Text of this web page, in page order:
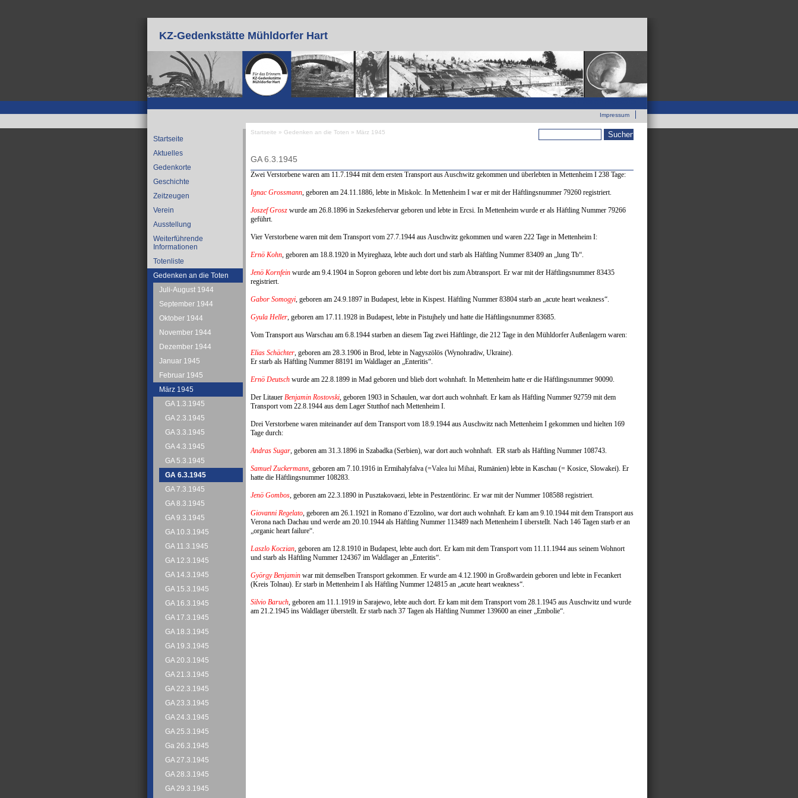
KZ-Gedenkstätte Mühldorfer Hart
Impressum
Startseite
Aktuelles
Gedenkorte
Geschichte
Zeitzeugen
Verein
Ausstellung
Weiterführende
Informationen
Totenliste
Gedenken an die Toten
Juli-August 1944
September 1944
Oktober 1944
November 1944
Dezember 1944
Januar 1945
Februar 1945
März 1945
GA 1.3.1945
GA 2.3.1945
GA 3.3.1945
GA 4.3.1945
GA 5.3.1945
GA 6.3.1945
GA 7.3.1945
GA 8.3.1945
GA 9.3.1945
GA 10.3.1945
GA 11.3.1945
GA 12.3.1945
GA 14.3.1945
GA 15.3.1945
GA 16.3.1945
GA 17.3.1945
GA 18.3.1945
GA 19.3.1945
GA 20.3.1945
GA 21.3.1945
GA 22.3.1945
GA 23.3.1945
GA 24.3.1945
GA 25.3.1945
Ga 26.3.1945
GA 27.3.1945
GA 28.3.1945
GA 29.3.1945
Suchformular
Startseite » Gedenken an die Toten » März 1945
GA 6.3.1945
Zwei Verstorbene waren am 11.7.1944 mit dem ersten Transport aus Auschwitz gekommen und überlebten in Mettenheim I 238 Tage:
Ignac Grossmann , geboren am 24.11.1886, lebte in Miskolc. In Mettenheim I war er mit der Häftlingsnummer 79260 registriert.
Joszef Grosz wurde am 26.8.1896 in Szekesfehervar geboren und lebte in Ercsi. In Mettenheim wurde er als Häftling Nummer 79266
geführt.
Vier Verstorbene waren mit dem Transport vom 27.7.1944 aus Auschwitz gekommen und waren 222 Tage in Mettenheim I:
Ernö Kohn , geboren am 18.8.1920 in Myireghaza, lebte auch dort und starb als Häftling Nummer 83409 an „lung Tb“.
Jenö Kornfein wurde am 9.4.1904 in Sopron geboren und lebte dort bis zum Abtransport. Er war mit der Häftlingsnummer 83435
registriert.
Gabor Somogyi , geboren am 24.9.1897 in Budapest, lebte in Kispest. Häftling Nummer 83804 starb an „acute heart weakness“.
Gyula Heller , geboren am 17.11.1928 in Budapest, lebte in Pistujhely und hatte die Häftlingsnummer 83685.
Vom Transport aus Warschau am 6.8.1944 starben an diesem Tag zwei Häftlinge, die 212 Tage in den Mühldorfer Außenlagern waren:
Elias Schächter , geboren am 28.3.1906 in Brod, lebte in Nagyszölös (Wynohradiw, Ukraine).
Er starb als Häftling Nummer 88191 im Waldlager an „Enteritis“.
Ernö Deutsch wurde am 22.8.1899 in Mad geboren und blieb dort wohnhaft. In Mettenheim hatte er die Häftlingsnummer 90090.
Der Litauer Benjamin Rostovski , geboren 1903 in Schaulen, war dort auch wohnhaft. Er kam als Häftling Nummer 92759 mit dem
Transport vom 22.8.1944 aus dem Lager Stutthof nach Mettenheim I.
Drei Verstorbene waren miteinander auf dem Transport vom 18.9.1944 aus Auschwitz nach Mettenheim I gekommen und hielten 169
Tage durch:
Andras Sugar , geboren am 31.3.1896 in Szabadka (Serbien), war dort auch wohnhaft. ER starb als Häftling Nummer 108743.
Samuel Zuckermann , geboren am 7.10.1916 in Ermihalyfalva (=Valea lui Mihai , Rumänien) lebte in Kaschau (= Kosice, Slowakei). Er
hatte die Häftlingsnummer 108283.
Jenö Gombos , geboren am 22.3.1890 in Pusztakovaezi, lebte in Pestzentlörinc. Er war mit der Nummer 108588 registriert.
Giovanni Regelato , geboren am 26.1.1921 in Romano d’Ezzolino, war dort auch wohnhaft. Er kam am 9.10.1944 mit dem Transport aus
Verona nach Dachau und werde am 20.10.1944 als Häftling Nummer 113489 nach Mettenheim I überstellt. Nach 146 Tagen starb er an
„organic heart failure“.
Laszlo Koczian , geboren am 12.8.1910 in Budapest, lebte auch dort. Er kam mit dem Transport vom 11.11.1944 aus seinem Wohnort
und starb als Häftling Nummer 124367 im Waldlager an „Enteritis“.
György Benjamin war mit demselben Transport gekommen. Er wurde am 4.12.1900 in Großwardein geboren und lebte in Fecankert
(Kreis Tolnau). Er starb in Mettenheim I als Häftling Nummer 124815 an „acute heart weakness“.
Silvio Baruch , geboren am 11.1.1919 in Sarajewo, lebte auch dort. Er kam mit dem Transport vom 28.1.1945 aus Auschwitz und wurde
am 21.2.1945 ins Waldlager überstellt. Er starb nach 37 Tagen als Häftling Nummer 139600 an einer „Embolie“.